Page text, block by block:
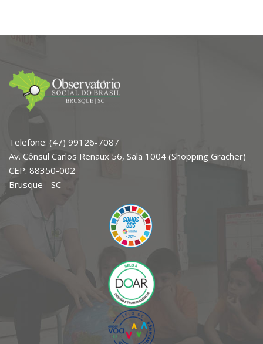
Telefone: (47) 99126-7087
Av. Cônsul Carlos Renaux 56, Sala 1004 (Shopping Gracher)
CEP: 88350-002
Brusque - SC